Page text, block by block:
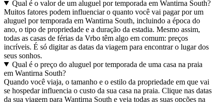
Qual é o valor de um aluguel por temporada em Wantirna South?
Muitos fatores podem influenciar o quanto você vai pagar por um
aluguel por temporada em Wantirna South, incluindo a época do
ano, o tipo de propriedade e a duração da estadia. Mesmo assim,
todas as casas de férias da Vrbo têm algo em comum: preços
incríveis. É só digitar as datas da viagem para encontrar o lugar dos
seus sonhos.
Qual é o preço do aluguel por temporada de uma casa na praia
em Wantirna South?
Quando você viaja, o tamanho e o estilo da propriedade em que vai
se hospedar influencia o custo da sua casa na praia. Clique nas datas
da sua viagem para Wantirna South e veja todas as suas opções na